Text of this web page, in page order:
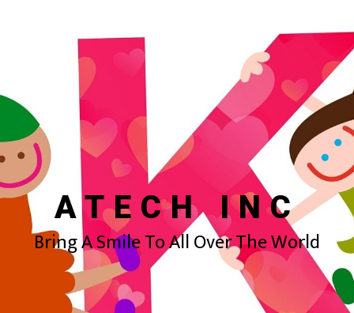
ATECH INC
Bring A Smile To All Over The World